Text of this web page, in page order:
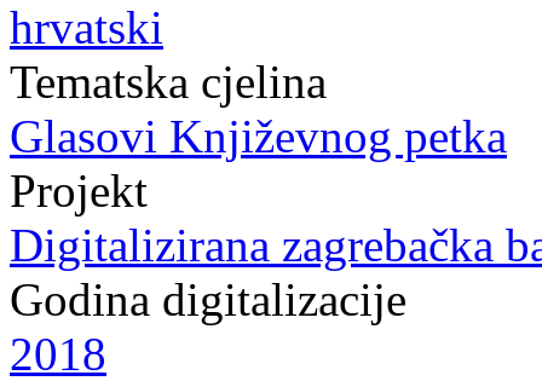
hrvatski
Tematska cjelina
Glasovi Književnog petka
Projekt
Digitalizirana zagrebačka
Godina digitalizacije
2018